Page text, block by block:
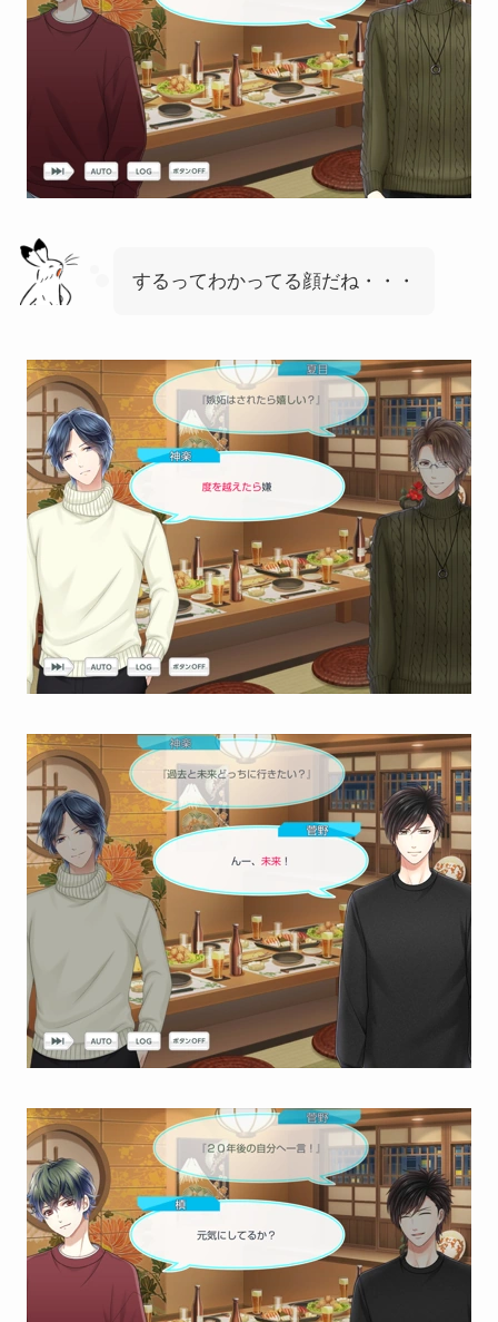
するってわかってる顔だね・・・